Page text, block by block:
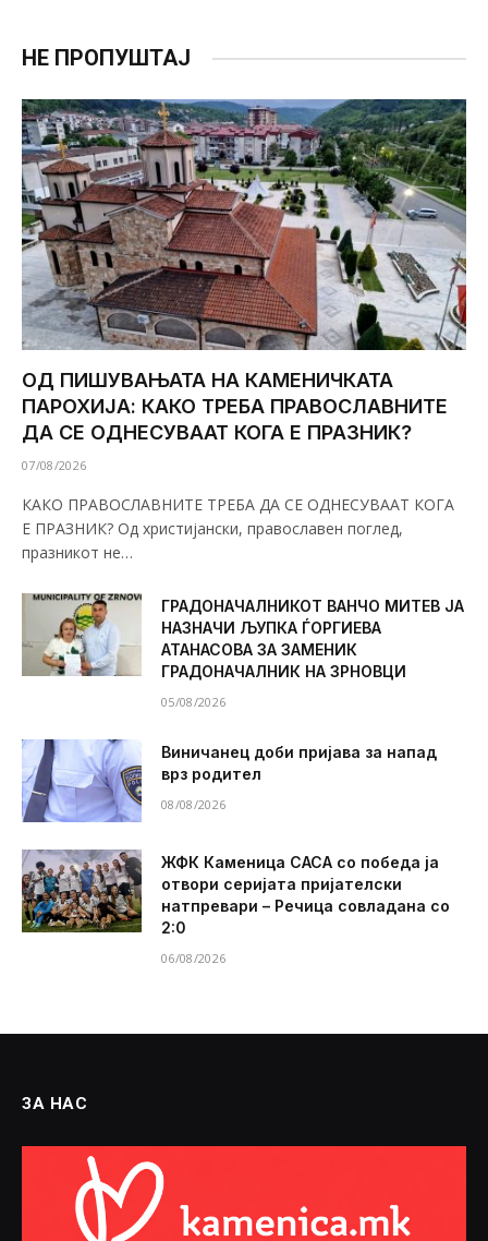
НЕ ПРОПУШТАЈ
ОД ПИШУВАЊАТА НА КАМЕНИЧКАТА
ПАРОХИЈА: КАКО ТРЕБА ПРАВОСЛАВНИТЕ
ДА СЕ ОДНЕСУВААТ КОГА Е ПРАЗНИК?
07/08/2026
КАКО ПРАВОСЛАВНИТЕ ТРЕБА ДА СЕ ОДНЕСУВААТ КОГА
Е ПРАЗНИК? Од христијански, православен поглед,
празникот не…
ГРАДОНАЧАЛНИКОТ ВАНЧО МИТЕВ ЈА
НАЗНАЧИ ЉУПКА ЃОРГИЕВА
АТАНАСОВА ЗА ЗАМЕНИК
ГРАДОНАЧАЛНИК НА ЗРНОВЦИ
05/08/2026
Виничанец доби пријава за напад
врз родител
08/08/2026
ЖФК Каменица САСА со победа ја
отвори серијата пријателски
натпревари – Речица совладана со
2:0
06/08/2026
ЗА НАС